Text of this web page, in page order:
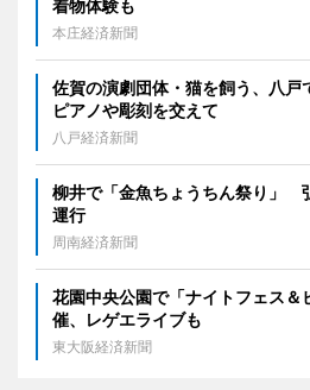
着物体験も
本庄経済新聞
佐賀の演劇団体・猫を飼う、八戸
ピアノや彫刻を交えて
八戸経済新聞
柳井で「金魚ちょうちん祭り」
運行
周南経済新聞
花園中央公園で「ナイトフェス
催、レゲエライブも
東大阪経済新聞